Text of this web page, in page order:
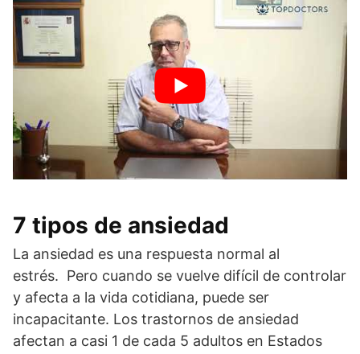
7 tipos de ansiedad
La ansiedad es una respuesta normal al
estrés. Pero cuando se vuelve difícil de controlar
y afecta a la vida cotidiana, puede ser
incapacitante. Los trastornos de ansiedad
afectan a casi 1 de cada 5 adultos en Estados